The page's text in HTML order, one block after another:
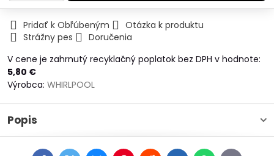
Pridať k Obľúbeným
Otázka k produktu
Strážny pes
Doručenia
V cene je zahrnutý recyklačný poplatok bez DPH v hodnote:
5,80 €
Výrobca: WHIRLPOOL
Popis